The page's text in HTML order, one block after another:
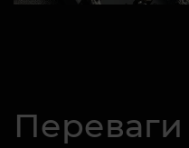
Переваги